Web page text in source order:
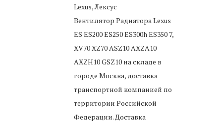
Lexus, Лексус
Вентилятор Радиатора Lexus
ES ES200 ES250 ES300h ES350 7,
XV70 XZ70 ASZ10 AXZA10
AXZH10 GSZ10 на складе в
городе Москва, доставка
транспортной компанией по
территории Российской
Федерации. Доставка